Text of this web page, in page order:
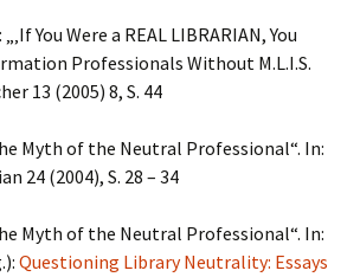
You Were a REAL LIBRARIAN, You
Professionals Without M.L.I.S.
13 (2005) 8, S. 44
Myth of the Neutral Professional“. In:
24 (2004), S. 28 – 34
Myth of the Neutral Professional“. In:
Questioning Library Neutrality: Essays